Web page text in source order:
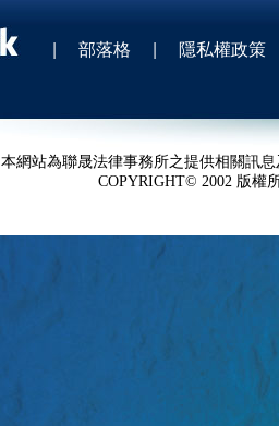
| 部落格 | 隱私權政策
本網站為聯晟法律事務所之提供相關訊
COPYRIGHT© 2002 版權